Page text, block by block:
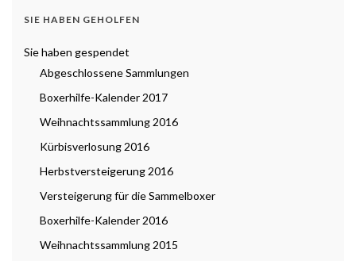
SIE HABEN GEHOLFEN
Sie haben gespendet
Abgeschlossene Sammlungen
Boxerhilfe-Kalender 2017
Weihnachtssammlung 2016
Kürbisverlosung 2016
Herbstversteigerung 2016
Versteigerung für die Sammelboxer
Boxerhilfe-Kalender 2016
Weihnachtssammlung 2015